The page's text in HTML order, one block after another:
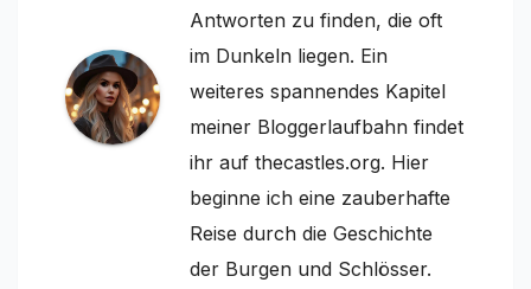
Antworten zu finden, die oft
im Dunkeln liegen. Ein
weiteres spannendes Kapitel
meiner Bloggerlaufbahn findet
ihr auf thecastles.org. Hier
beginne ich eine zauberhafte
Reise durch die Geschichte
der Burgen und Schlösser.